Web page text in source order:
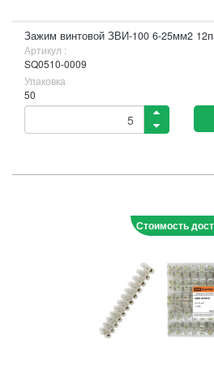
Зажим винтовой ЗВИ-100 6-25мм2
Артикул :
SQ0510-0009
Упаковка
50
Стоимость